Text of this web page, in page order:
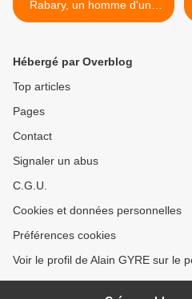
Rabary, un homme d'une
grande érudition
Hébergé par Overblog
Top articles
Pages
Contact
Signaler un abus
C.G.U.
Cookies et données personnelles
Préférences cookies
Voir le profil de Alain GYRE sur le